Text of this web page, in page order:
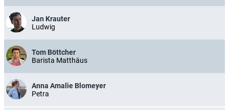
Jan Krauter
Ludwig
Tom Böttcher
Barista Matthäus
Anna Amalie Blomeyer
Petra